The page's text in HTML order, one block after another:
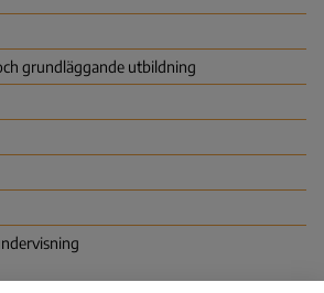
grundläggande utbildning